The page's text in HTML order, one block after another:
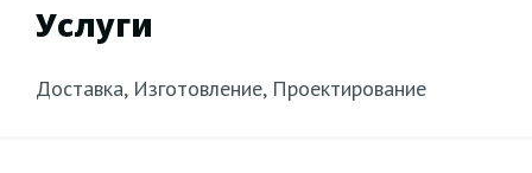
Услуги
Доставка, Изготовление, Проектирование